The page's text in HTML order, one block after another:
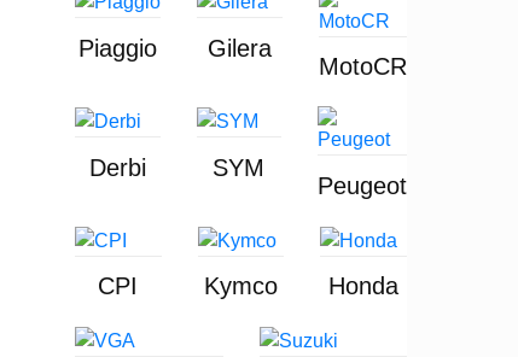
Piaggio Gilera
MotoCR
Derbi SYM
Peugeot
CPI Kymco Honda